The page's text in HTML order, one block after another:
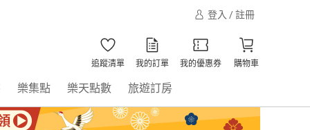
登入 / 註冊
追蹤清單 我的訂單 我的優惠券 購物車
樂集點 樂天點數 旅遊訂房